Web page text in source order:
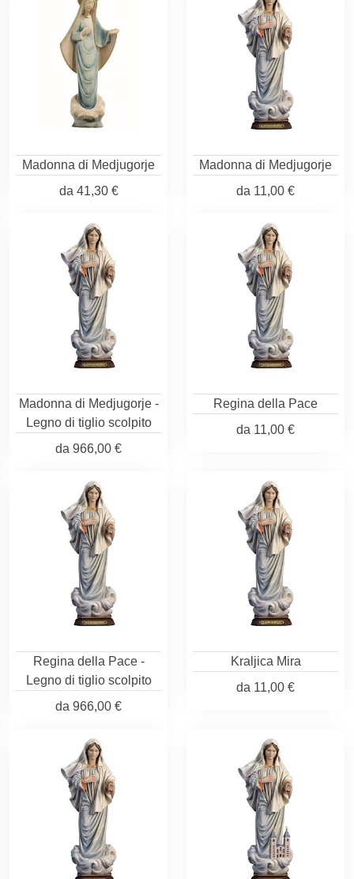
Madonna di Medjugorje
da 41,30 €
Madonna di Medjugorje
da 11,00 €
Madonna di Medjugorje -
Legno di tiglio scolpito
da 966,00 €
Regina della Pace
da 11,00 €
Regina della Pace -
Legno di tiglio scolpito
da 966,00 €
Kraljica Mira
da 11,00 €